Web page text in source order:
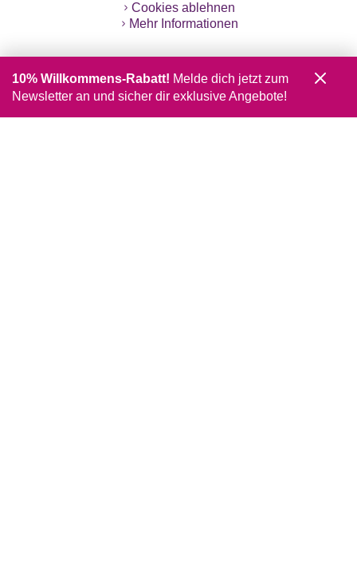
Cookies ablehnen
Mehr Informationen
10% Willkommens-Rabatt! Melde dich jetzt zum
Newsletter an und sicher dir exklusive Angebote!